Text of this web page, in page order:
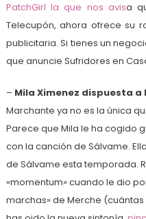
PatchGirl la que nos avisa
Telecupón, ahora ofrece su
publicitaria. Si tienes un
que anuncie Sufridores en
– Mila Ximenez dispuesta
Marchante ya no es la única
Parece que Mila le ha cogido
con la canción de Sálvame.
de Sálvame esta temporada.
«momentum» cuando le dio
marchas» de Merche (cuántas